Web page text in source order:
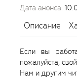
Дата анонса:
Описание
Если вы
пожалуйста,
Нам и другим